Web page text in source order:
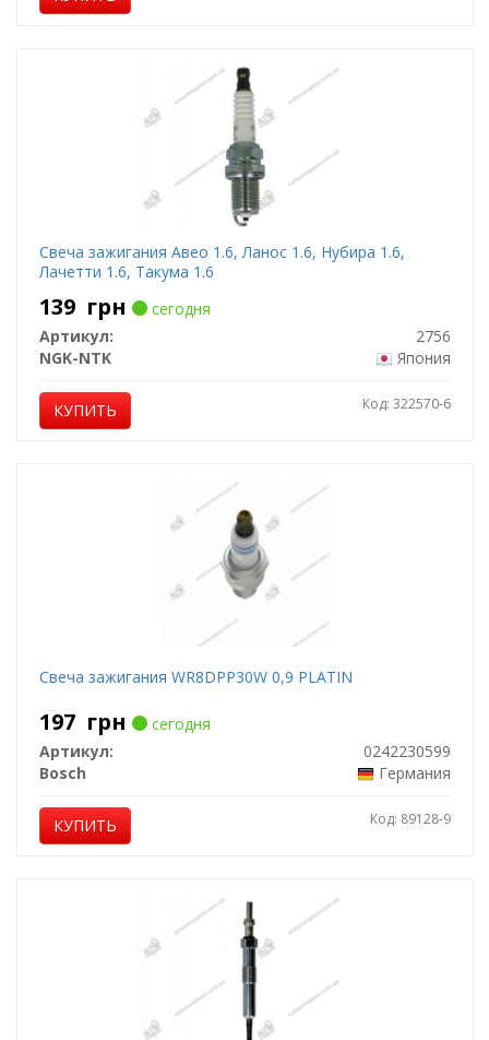
Свеча зажигания Авео 1.6, Ланос 1.6, Нубира 1.6,
Лачетти 1.6, Такума 1.6
139 грн
сегодня
Артикул:
2756
NGK-NTK
Япония
КУПИТЬ Код: 322570-6
Свеча зажигания WR8DPP30W 0,9 PLATIN
197 грн
сегодня
Артикул:
0242230599
Bosch
Германия
КУПИТЬ Код: 89128-9